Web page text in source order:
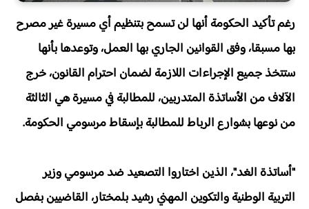
رغم تأكيد الحكومة أنها لن تسمح بتنظيم أي مسيرة غير مصرح
بها مسبقا، وفق القوانين الجاري بها العمل، وتوعدها بأنها
ستتخذ جميع الإجراءات اللازمة لضمان احترام القانون، خرج
الآلاف من الأساتذة المتدربين، للمطالبة في مسيرة هي الثالثة
من نوعها بشوارع الرباط للمطالبة بإسقاط مرسومي الحكومة.
"أساتذة الغد"، الذين اختاروا التصعيد ضد مرسومي وزير
التربية الوطنية والتكوين المهني رشيد بلمختار، القاضيين بفصل